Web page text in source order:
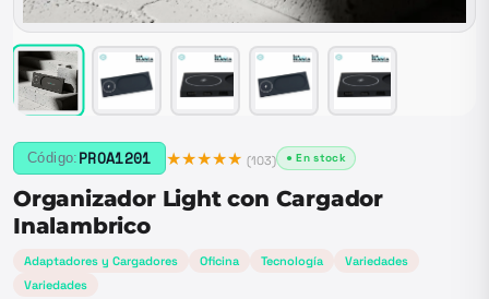
Código: PROA1201 ★★★★★ (103) ● En stock
Organizador Light con Cargador
Inalambrico
Adaptadores y Cargadores Oficina Tecnología
Variedades
Variedades